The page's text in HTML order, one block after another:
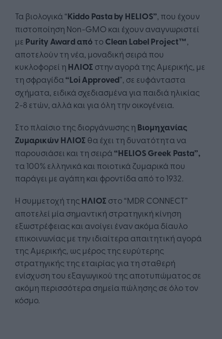
Τα βιολογικά “Kiddo Pastaby HELIOS”, που έχουν
πιστοποίηση Non-GMO και έχουν αναγνωριστεί
με Purity Award από το Clean Label Project™,
αποτελούν τη νέα, μοναδική σειρά που
κυκλοφορεί η ΗΛΙΟΣ στην αγορά της Αμερικής, με
τη σφραγίδα“LoiApproved”, σε ευφάνταστα
σχήματα, ειδικά σχεδιασμένα για παιδιά ηλικίας
2-8 ετών, αλλά και για όλη την οικογένεια.
Στο πλαίσιο της διοργάνωσης η Βιομηχανίας
Ζυμαρικών ΗΛΙΟΣ θα έχει τη δυνατότητα να
παρουσιάσει και τη σειρά“HELIOSGreek Pasta”,
τα 100% ελληνικά και ποιοτικά ζυμαρικά που
παράγει με αγάπη και φροντίδα από το 1932.
Η συμμετοχή της ΗΛΙΟΣ στο “MDR CONNECT”
αποτελεί μία σημαντική στρατηγική κίνηση
εξωστρέφειας και ανοίγει έναν ακόμα δίαυλο
επικοινωνίας με την ιδιαίτερα απαιτητική αγορά
της Αμερικής, ως μέρος της ευρύτερης
στρατηγικής της εταιρίας για τη σταθερή
ενίσχυση του εξαγωγικού της αποτυπώματος σε
ακόμη περισσότερα σημεία πώλησης σε όλο τον
κόσμο.